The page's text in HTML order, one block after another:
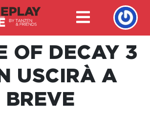
OF DECAY 3
USCIRÀ A
BREVE